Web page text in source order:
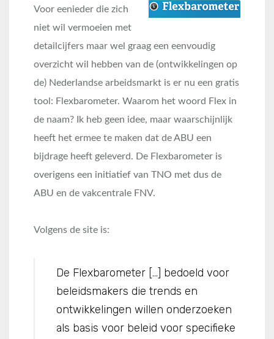
Voor eenieder die zich
niet wil vermoeien met
detailcijfers maar wel graag een eenvoudig
overzicht wil hebben van de (ontwikkelingen op
de) Nederlandse arbeidsmarkt is er nu een gratis
tool: Flexbarometer. Waarom het woord Flex in
de naam? Ik heb geen idee, maar waarschijnlijk
heeft het ermee te maken dat de ABU een
bijdrage heeft geleverd. De Flexbarometer is
overigens een initiatief van TNO met dus de
ABU en de vakcentrale FNV.
Volgens de site is:
De Flexbarometer […] bedoeld voor
beleidsmakers die trends en
ontwikkelingen willen onderzoeken
als basis voor beleid voor specifieke